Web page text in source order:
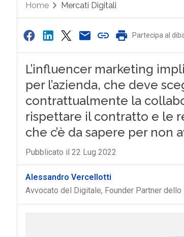
Home Mercati Digitali
Partecipa al
L’influencer marketing
per l’azienda, che deve
contrattualmente la
rispettare il contratto e le
che c’è da sapere per non
Pubblicato il 22 Lug 2022
Alessandro Vercellotti
Avvocato del Digitale, Founder Partner